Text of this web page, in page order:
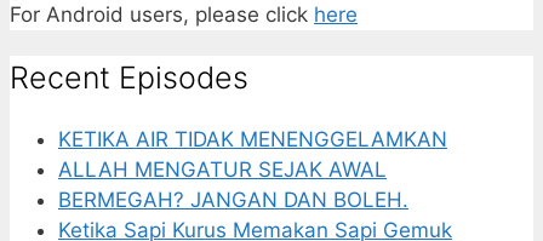
For Android users, please click here
Recent Episodes
KETIKA AIR TIDAK MENENGGELAMKAN
ALLAH MENGATUR SEJAK AWAL
BERMEGAH? JANGAN DAN BOLEH.
Ketika Sapi Kurus Memakan Sapi Gemuk